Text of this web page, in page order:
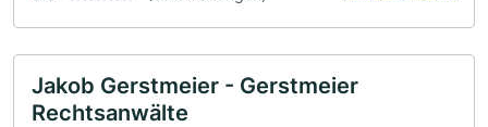
Jakob Gerstmeier - Gerstmeier
Rechtsanwälte